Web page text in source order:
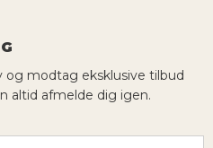
og modtag eksklusive tilbud
altid afmelde dig igen.